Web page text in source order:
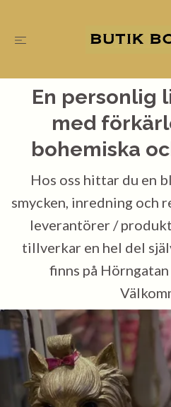
En personlig
med
bohemiska
Hos oss hittar du en
smycken, inredning och
leverantörer /
tillverkar en hel del
finns på